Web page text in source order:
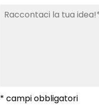
* campi obbligatori